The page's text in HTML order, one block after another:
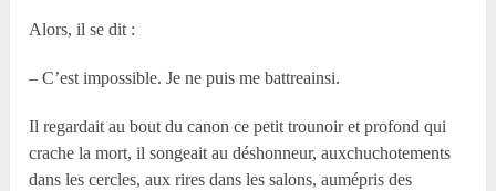
Alors, il se dit :
– C’est impossible. Je ne puis me battreainsi.
Il regardait au bout du canon ce petit trounoir et profond qui
crache la mort, il songeait au déshonneur, auxchuchotements
dans les cercles, aux rires dans les salons, aumépris des